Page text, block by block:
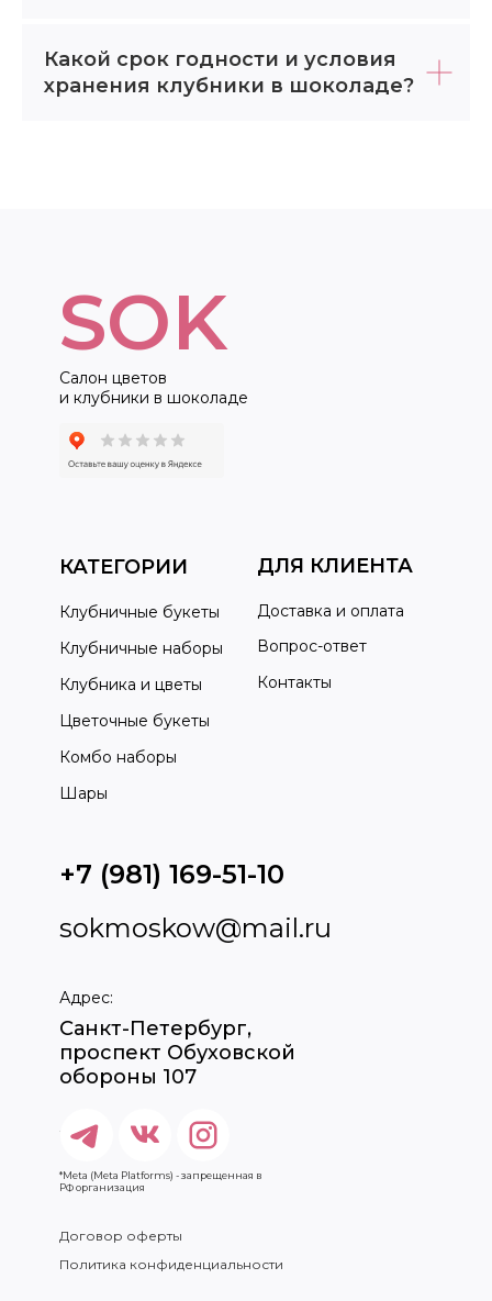
Какой срок годности и условия
хранения клубники в шоколаде?
Салон цветов
и клубники в шоколаде
КАТЕГОРИИ ДЛЯ КЛИЕНТА
Клубничные букеты
Доставка и оплата
Вопрос-ответ
Контакты
Клубничные наборы
Клубника и цветы
Цветочные букеты
Комбо наборы
Шары
Политика конфиденциальности
Договор оферты
SOK
+7 (981) 169-51-10
sokmoskow@mail.ru
Адрес:
Санкт-Петербург,
проспект Обуховской
обороны 107
*Meta (Meta Platforms) - запрещенная в
РФ организация